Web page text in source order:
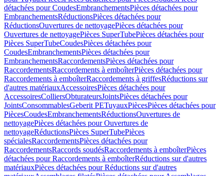
détachées pour CoudesEmbranchementsPièces détachées pour
EmbranchementsRéductionsPièces détachées pour
RéductionsOuvertures de nettoyagePièces détachées pour
Ouvertures de nettoyagePièces SuperTubePièces détachées pour
Pièces SuperTubeCoudesPièces détachées pour
CoudesEmbranchementsPièces détachées pour
EmbranchementsRaccordementsPièces détachées pour
RaccordementsRaccordements à emboîterPièces détachées pour
Raccordements à emboîterRaccordements à griffesRéductions sur
d'autres matériauxAccessoiresPièces détachées pour
AccessoiresColliersObturateursJointsPièces détachées pour
JointsConsommablesGeberit PETuyauxPiècesPièces détachées pour
PiècesCoudesEmbranchementsRéductionsOuvertures de
nettoyagePièces détachées pour Ouvertures de
nettoyageRéductionsPièces SuperTubePièces
spécialesRaccordementsPièces détachées pour
RaccordementsRaccords soudésRaccordements à emboîterPièces
détachées pour Raccordements à emboîterRéductions sur d'autres
matériauxPièces détachées pour Réductions sur d'autres